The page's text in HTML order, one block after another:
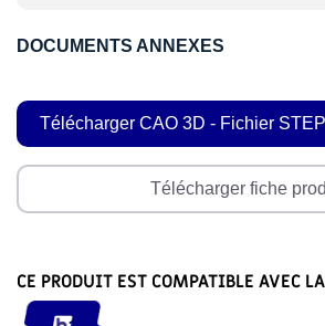
DOCUMENTS ANNEXES
Télécharger CAO 3D - Fichier STEP
Télécharger fiche
CE PRODUIT EST COMPATIBLE AVEC